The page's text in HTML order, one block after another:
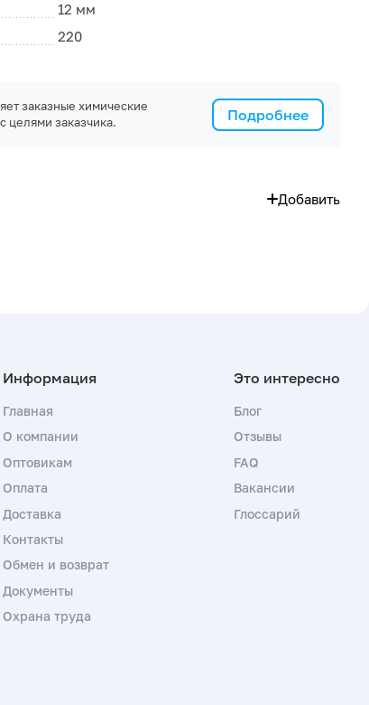
12 мм
220
Подробнее
заказные химические
целями заказчика.
Добавить
Главная
О компании
Оптовикам
Оплата
Доставка
Контакты
Обмен и возврат
Документы
Охрана труда
Блог
Отзывы
FAQ
Вакансии
Глоссарий